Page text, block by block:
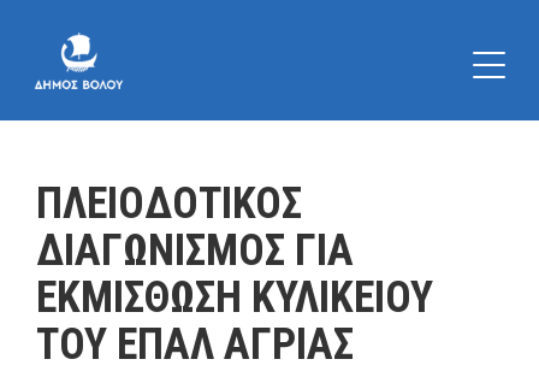
ΠΛΕΙΟΔΟΤΙΚΟΣ
ΔΙΑΓΩΝΙΣΜΟΣ ΓΙΑ
ΕΚΜΙΣΘΩΣΗ ΚΥΛΙΚΕΙΟΥ
ΤΟΥ ΕΠΑΛ ΑΓΡΙΑΣ